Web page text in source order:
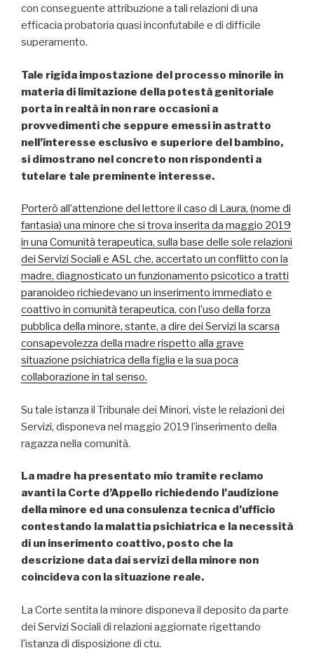
con conseguente attribuzione a tali relazioni di una
efficacia probatoria quasi inconfutabile e di difficile
superamento.
Tale rigida impostazione del processo minorile in
materia di limitazione della potestà genitoriale
porta in realtà in non rare occasioni a
provvedimenti che seppure emessi in astratto
nell’interesse esclusivo e superiore del bambino,
si dimostrano nel concreto non rispondenti a
tutelare tale preminente interesse.
Porterò all’attenzione del lettore il caso di Laura, (nome di
fantasia) una minore che si trova inserita da maggio 2019
in una Comunità terapeutica, sulla base delle sole relazioni
dei Servizi Sociali e ASL che, accertato un conflitto con la
madre, diagnosticato un funzionamento psicotico a tratti
paranoideo richiedevano un inserimento immediato e
coattivo in comunità terapeutica, con l’uso della forza
pubblica della minore, stante, a dire dei Servizi la scarsa
consapevolezza della madre rispetto alla grave
situazione psichiatrica della figlia e la sua poca
collaborazione in tal senso.
Su tale istanza il Tribunale dei Minori, viste le relazioni dei
Servizi, disponeva nel maggio 2019 l’inserimento della
ragazza nella comunità.
La madre ha presentato mio tramite reclamo
avanti la Corte d’Appello richiedendo l’audizione
della minore ed una consulenza tecnica d’ufficio
contestando la malattia psichiatrica e la necessità
di un inserimento coattivo, posto che la
descrizione data dai servizi della minore non
coincideva con la situazione reale.
La Corte sentita la minore disponeva il deposito da parte
dei Servizi Sociali di relazioni aggiornate rigettando
l’istanza di disposizione di ctu.